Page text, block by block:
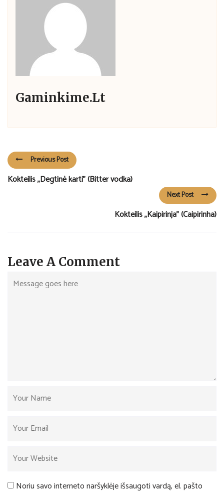
Gaminkime.lt
Previous Post
Kokteilis „Degtinė karti” (Bitter vodka)
Next Post
Kokteilis „Kaipirinja” (Caipirinha)
Leave A Comment
Noriu savo interneto naršyklėje išsaugoti vardą, el. pašto